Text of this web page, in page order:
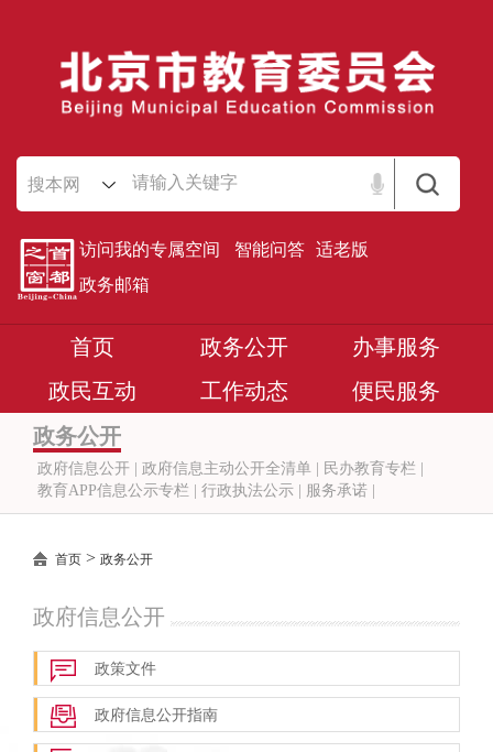
搜本网
访问我的专属空间 智能问答 适老版
政务邮箱
首页 政务公开
办事服务
政民互动
工作动态
便民服务
政务公开
政府信息公开 政府信息主动公开全清单 民办教育专栏
教育APP信息公示专栏
行政执法公示 服务承诺
首页 > 政务公开
政府信息公开
政策文件
政府信息公开指南